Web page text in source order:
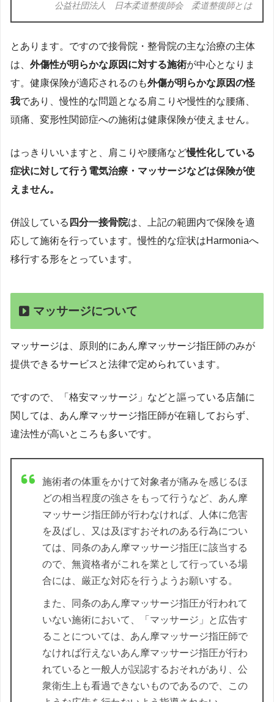
公益社団法人 日本柔道整復師会 柔道整復師とは
とあります。ですので接骨院・整骨院の主な治療の主体
は、 外傷性が明らかな原因に対する施術が中心となりま
す。健康保険が適応されるのも外傷が明らかな原因の怪
我であり、慢性的な問題となる肩こりや慢性的な腰痛、
頭痛、変形性関節症への施術は健康保険が使えません。
はっきりいいますと、肩こりや腰痛など慢性化している
症状に対して行う電気治療・マッサージなどは保険が使
えません。
併設している 四分一接骨院は、上記の範囲内で保険を適
応して施術を行っています。慢性的な症状はHarmoniaへ
移行する形をとっています。
マッサージについて
マッサージは、原則的にあん摩マッサージ指圧師のみが
提供できるサービスと法律で定められています。
ですので、「格安マッサージ」などと謳っている店舗に
関しては、あん摩マッサージ指圧師が在籍しておらず、
違法性が高いところも多いです。
施術者の体重をかけて対象者が痛みを感じるほ
どの相当程度の強さをもって行うなど、あん摩
マッサージ指圧師が行わなければ、人体に危害
を及ばし、又は及ぼすおそれのある行為につい
ては、同条のあん摩マッサージ指圧に該当する
ので、無資格者がこれを業として行っている場
合には、厳正な対応を行うようお願いする。
また、同条のあん摩マッサージ指圧が行われて
いない施術において、「マッサージ」と広告す
ることについては、あん摩マッサージ指圧師で
なければ行えないあん摩マッサージ指圧が行わ
れていると一般人が誤認するおそれがあり、公
衆衛生上も看過できないものであるので、この